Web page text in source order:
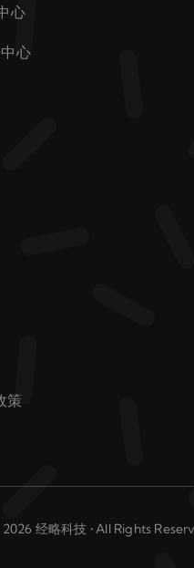
心
心
策
经略科技 • All Rights